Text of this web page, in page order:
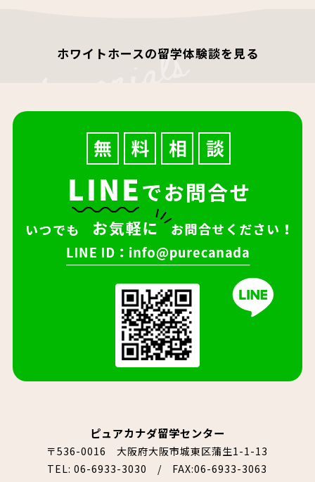
ホワイトホースの留学体験談を見る
ピュアカナダ留学センター
〒536-0016 大阪府大阪市城東区蒲生1-1-13
TEL:06-6933-3030 / FAX:06-6933-3063